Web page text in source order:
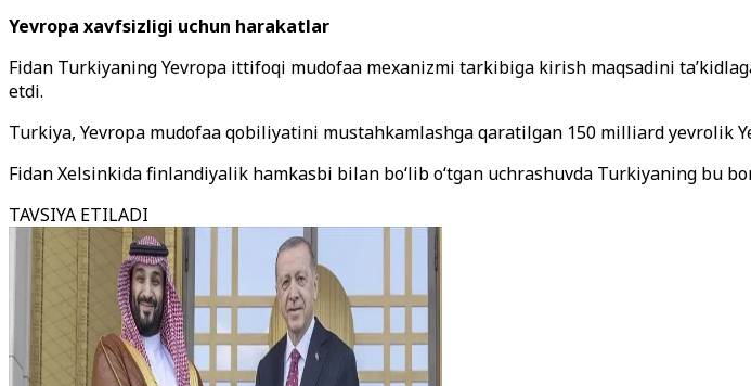
Yevropa xavfsizligi uchun harakatlar
Fidan Turkiyaning Yevropa ittifoqi mudofaa mexanizmi tarkibiga kirish maqsadini
etdi.
Turkiya, Yevropa mudofaa qobiliyatini mustahkamlashga qaratilgan 150 milliard yevrolik
Fidan Xelsinkida finlandiyalik hamkasbi bilan bo‘lib o‘tgan uchrashuvda Turkiyaning bu
TAVSIYA ETILADI